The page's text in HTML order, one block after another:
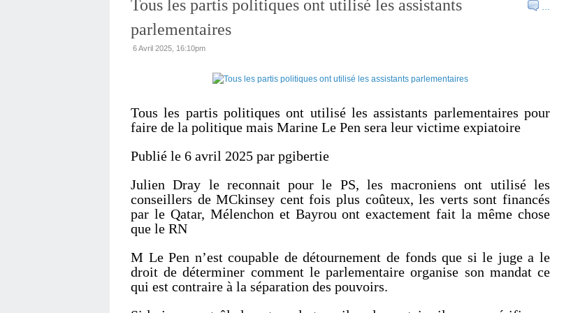
…
Tous les partis politiques ont utilisé les assistants
parlementaires
6 Avril 2025, 16:10pm
Tous les partis politiques ont utilisé les assistants parlementaires pour
faire de la politique mais Marine Le Pen sera leur victime expiatoire
Publié le 6 avril 2025 par pgibertie
Julien Dray le reconnait pour le PS, les macroniens ont utilisé les
conseillers de MCkinsey cent fois plus coûteux, les verts sont financés
par le Qatar, Mélenchon et Bayrou ont exactement fait la même chose
que le RN
M Le Pen n’est coupable de détournement de fonds que si le juge a le
droit de déterminer comment le parlementaire organise son mandat ce
qui est contraire à la séparation des pouvoirs.